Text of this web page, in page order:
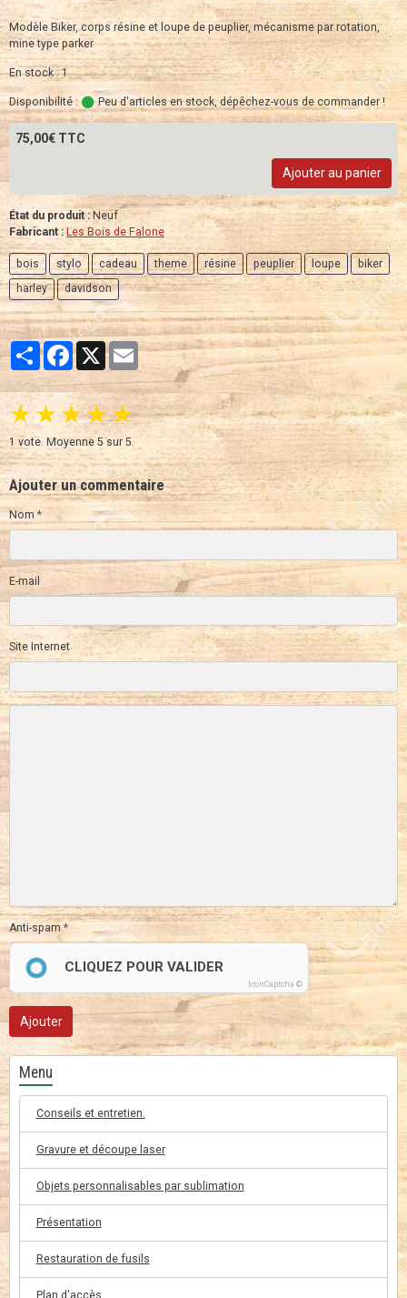
Modèle Biker, corps résine et loupe de peuplier, mécanisme par rotation,
mine type parker
En stock : 1
Disponibilité : Peu d'articles en stock, dépêchez-vous de commander !
75,00€ TTC
Ajouter au panier
État du produit : Neuf
Fabricant : Les Bois de Falone
bois stylo cadeau theme résine peuplier loupe
biker
harley
davidson
PartagerFacebook
X Email
★★ ★★★
1 vote. Moyenne 5 sur 5.
Ajouter un commentaire
Nom
E-mail
Site Internet
Anti-spam
CLIQUEZ POUR VALIDER
IconCaptcha ©
Ajouter
Menu
Conseils et entretien.
Gravure et découpe laser
Objets personnalisables par sublimation
Présentation
Restauration de fusils